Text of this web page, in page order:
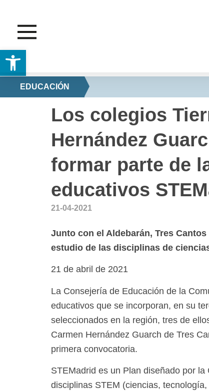
Abrir barra de herramientas
EDUCACIÓN
Los colegios
Hernández
formar parte de
educativos
21-04-2021
Junto con el Aldebarán, Tres
estudio de las disciplinas de
21 de abril de 2021
La Consejería de Educación de la
educativos que se incorporan, en su
seleccionados en la región, tres de
Carmen Hernández Guarch de Tres
primera convocatoria.
STEMadrid es un Plan diseñado por
disciplinas STEM (ciencias,